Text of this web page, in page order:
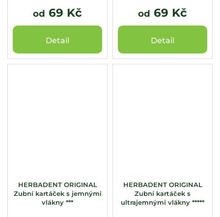
od 69 Kč
Detail
od 69 Kč
Detail
HERBADENT ORIGINAL
Zubní kartáček s jemnými
vlákny ***
HERBADENT ORIGINAL
Zubní kartáček s
ultrajemnými vlákny *****